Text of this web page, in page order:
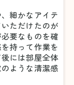
細かなアイテ
ただけたのが
要なものを確
持って作業を
には部屋全体
ような清潔感